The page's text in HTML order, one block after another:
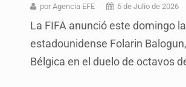
por Agencia EFE 5 de Julio de 2026
La FIFA anunció este domingo
estadounidense Folarin
Bélgica en el duelo de octavos